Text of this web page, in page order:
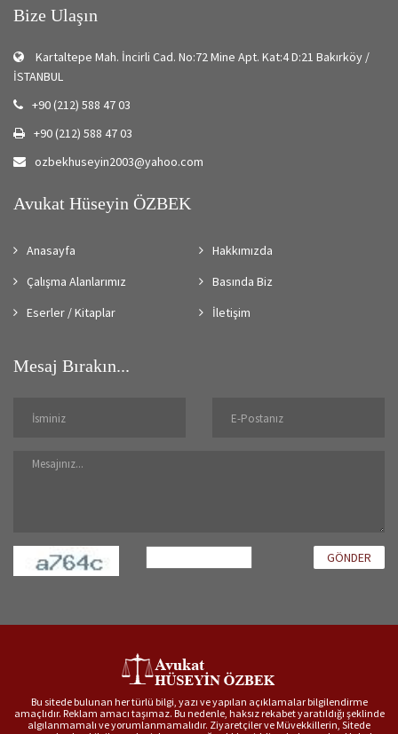
Bize Ulaşın
Kartaltepe Mah. İncirli Cad. No:72 Mine Apt. Kat:4 D:21 Bakırköy /
İSTANBUL
+90 (212) 588 47 03
+90 (212) 588 47 03
ozbekhuseyin2003@yahoo.com
Avukat Hüseyin ÖZBEK
Anasayfa
Hakkımızda
Çalışma Alanlarımız
Basında Biz
Eserler / Kitaplar
İletişim
Mesaj Bırakın...
GÖNDER
Bu sitede bulunan her türlü bilgi, yazı ve yapılan açıklamalar bilgilendirme
amaçlıdır. Reklam amacı taşımaz. Bu nedenle, haksız rekabet yaratıldığı şeklinde
algılanmamalı ve yorumlanmamalıdır. Ziyaretçiler ve Müvekkillerin, Sitede